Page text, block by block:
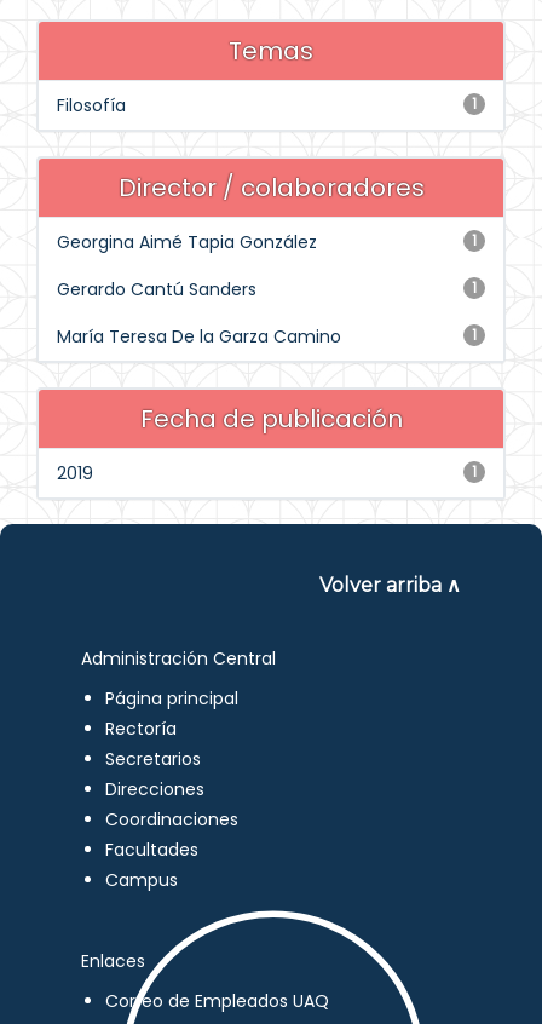
Temas
1
Filosofía
Director / colaboradores
1
Georgina Aimé Tapia González
1
Gerardo Cantú Sanders
1
María Teresa De la Garza Camino
Fecha de publicación
1
2019
Volver arriba ∧
Administración Central
Página principal
Rectoría
Secretarios
Direcciones
Coordinaciones
Facultades
Campus
Enlaces
Correo de Empleados UAQ